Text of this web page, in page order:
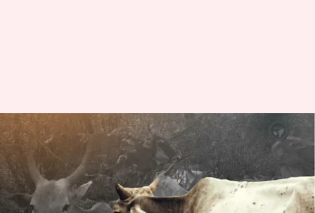
देश में 'लंपी' वायरस का कहर, अब
तक 5,000 से अधिक जानवरों की
मौत
लेखन भारत शर्मा Aug 09, 2022 05:25 pm